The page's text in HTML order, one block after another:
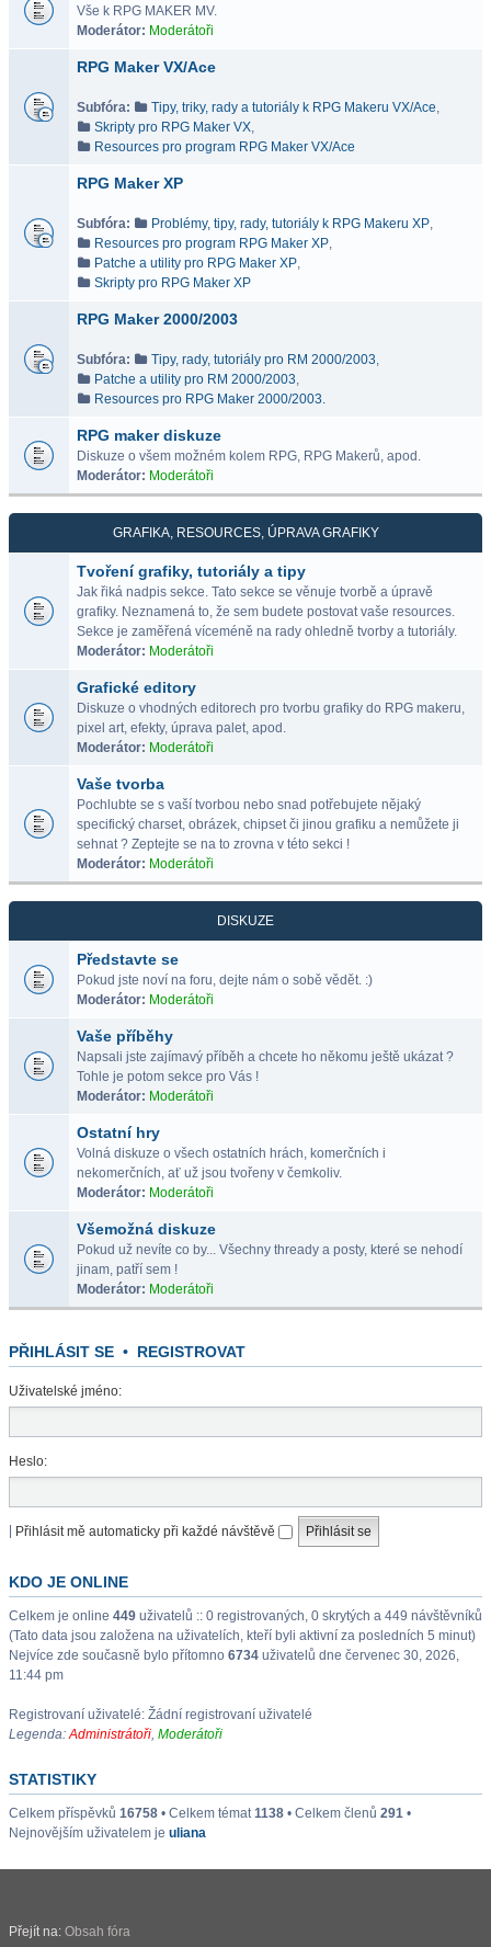
Vše k RPG MAKER MV.
Moderátor: Moderátoři
RPG Maker VX/Ace
Subfóra: Tipy, triky, rady a tutoriály k RPG Makeru VX/Ace,
Skripty pro RPG Maker VX,
Resources pro program RPG Maker VX/Ace
RPG Maker XP
Subfóra: Problémy, tipy, rady, tutoriály k RPG Makeru XP,
Resources pro program RPG Maker XP,
Patche a utility pro RPG Maker XP,
Skripty pro RPG Maker XP
RPG Maker 2000/2003
Subfóra: Tipy, rady, tutoriály pro RM 2000/2003,
Patche a utility pro RM 2000/2003,
Resources pro RPG Maker 2000/2003.
RPG maker diskuze
Diskuze o všem možném kolem RPG, RPG Makerů, apod.
Moderátor: Moderátoři
GRAFIKA, RESOURCES, ÚPRAVA GRAFIKY
Tvoření grafiky, tutoriály a tipy
Jak řiká nadpis sekce. Tato sekce se věnuje tvorbě a úpravě
grafiky. Neznamená to, že sem budete postovat vaše resources.
Sekce je zaměřená víceméně na rady ohledně tvorby a tutoriály.
Moderátor: Moderátoři
Grafické editory
Diskuze o vhodných editorech pro tvorbu grafiky do RPG makeru,
pixel art, efekty, úprava palet, apod.
Moderátor: Moderátoři
Vaše tvorba
Pochlubte se s vaší tvorbou nebo snad potřebujete nějaký
specifický charset, obrázek, chipset či jinou grafiku a nemůžete ji
sehnat ? Zeptejte se na to zrovna v této sekci !
Moderátor: Moderátoři
DISKUZE
Představte se
Pokud jste noví na foru, dejte nám o sobě vědět. :)
Moderátor: Moderátoři
Vaše příběhy
Napsali jste zajímavý příběh a chcete ho někomu ještě ukázat ?
Tohle je potom sekce pro Vás !
Moderátor: Moderátoři
Ostatní hry
Volná diskuze o všech ostatních hrách, komerčních i
nekomerčních, ať už jsou tvořeny v čemkoliv.
Moderátor: Moderátoři
Všemožná diskuze
Pokud už nevíte co by... Všechny thready a posty, které se nehodí
jinam, patří sem !
Moderátor: Moderátoři
PŘIHLÁSIT SE • REGISTROVAT
Uživatelské jméno:
Heslo:
Přihlásit mě automaticky při každé návštěvě
KDO JE ONLINE
Celkem je online 449 uživatelů :: 0 registrovaných, 0 skrytých a 449 návštěvníků
(Tato data jsou založena na uživatelích, kteří byli aktivní za posledních 5 minut)
Nejvíce zde současně bylo přítomno 6734 uživatelů dne červenec 30, 2026,
11:44 pm
Registrovaní uživatelé: Žádní registrovaní uživatelé
Legenda:Administrátoři, Moderátoři
STATISTIKY
Celkem příspěvků 16758 • Celkem témat1138 • Celkem členů 291 •
Nejnovějším uživatelem je uliana
Přejít na: Obsah fóra